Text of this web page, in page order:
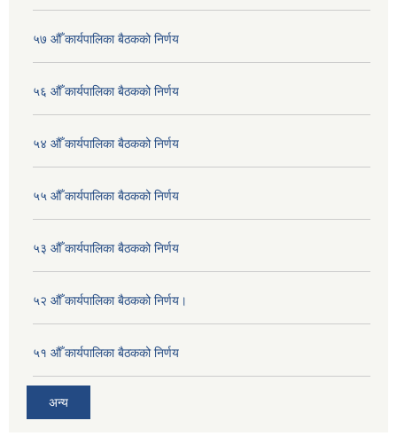
५७ औँ कार्यपालिका बैठकको निर्णय
५६ औँ कार्यपालिका बैठकको निर्णय
५४ औँ कार्यपालिका बैठकको निर्णय
५५ औँ कार्यपालिका बैठकको निर्णय
५३ औँ कार्यपालिका बैठकको निर्णय
५२ औँ कार्यपालिका बैठकको निर्णय।
५१ औँ कार्यपालिका बैठकको निर्णय
अन्य